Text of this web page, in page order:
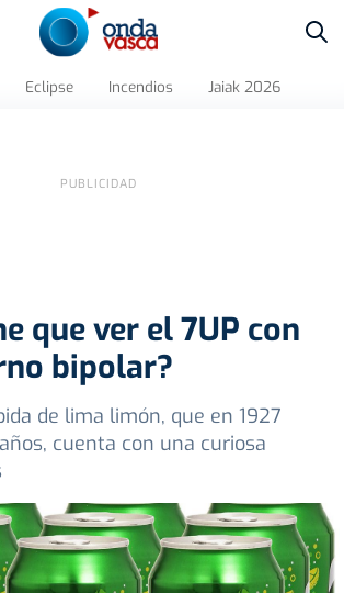
Eclipse Incendios Jaiak 2026
que ver el 7UP con
bipolar?
de lima limón, que en 1927
cuenta con una curiosa